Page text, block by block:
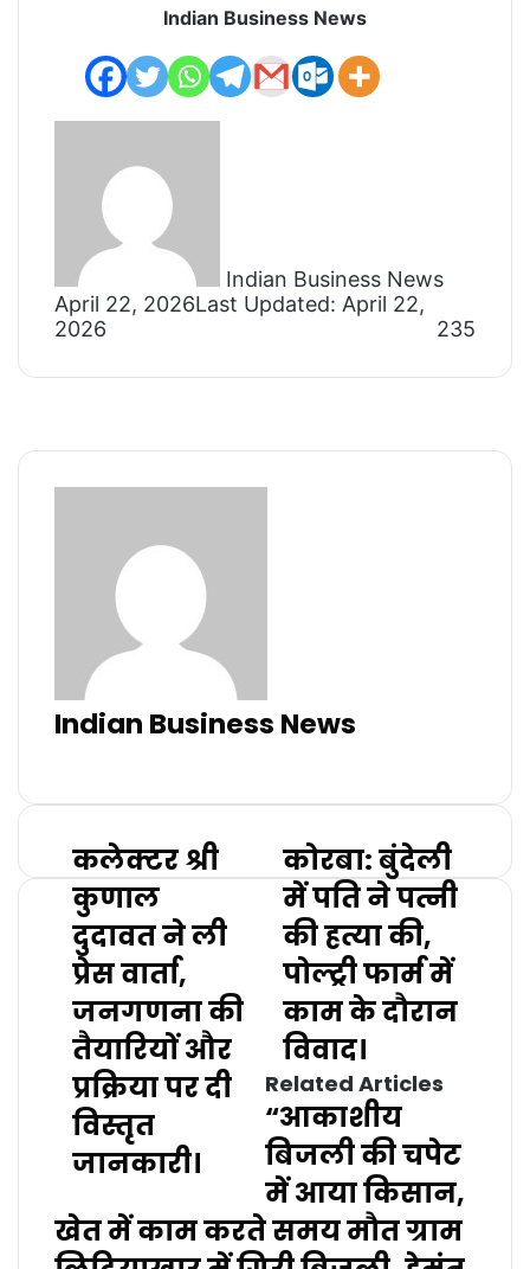
Indian Business News
Indian Business News
April 22, 2026Last Updated: April 22,
2026
235
Indian Business News
कलेक्टर श्री
कुणाल
दुदावत ने ली
प्रेस वार्ता,
जनगणना की
तैयारियों और
प्रक्रिया पर दी
विस्तृत
जानकारी।
कोरबा: बुंदेली
में पति ने पत्नी
की हत्या की,
पोल्ट्री फार्म में
काम के दौरान
विवाद।
Related Articles
“आकाशीय
बिजली की चपेट
में आया किसान,
खेत में काम करते समय मौत ग्राम